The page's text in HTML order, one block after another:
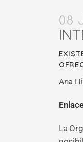
08
Ana
La